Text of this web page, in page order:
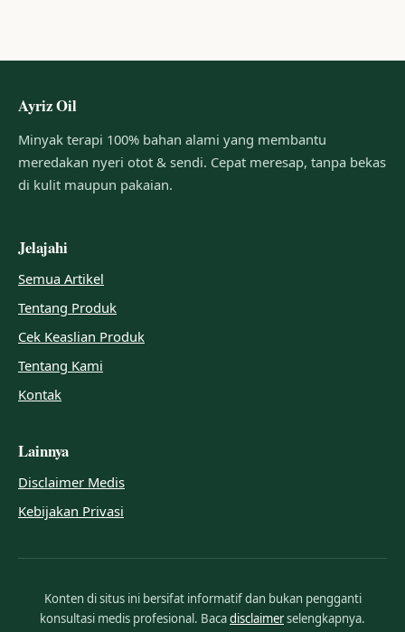
Ayriz Oil
Minyak terapi 100% bahan alami yang membantu
meredakan nyeri otot & sendi. Cepat meresap, tanpa bekas
di kulit maupun pakaian.
Jelajahi
Semua Artikel
Tentang Produk
Cek Keaslian Produk
Tentang Kami
Kontak
Lainnya
Disclaimer Medis
Kebijakan Privasi
Konten di situs ini bersifat informatif dan bukan pengganti
konsultasi medis profesional. Bacadisclaimerselengkapnya.